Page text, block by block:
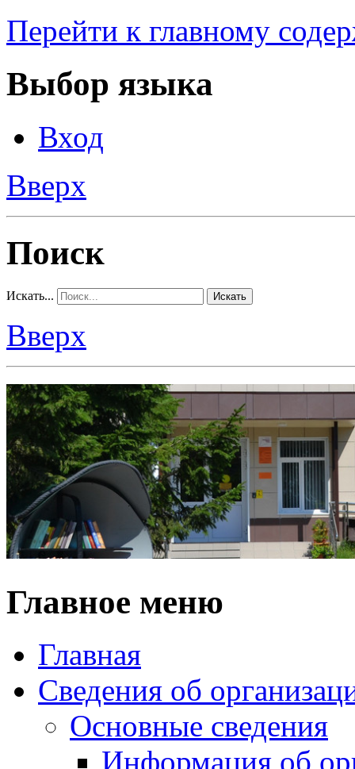
Перейти к главному
Выбор языка
Вход
Вверх
Поиск
Искать... Искать
Вверх
Главное меню
Главная
Сведения об
Основные сведения
Информация об